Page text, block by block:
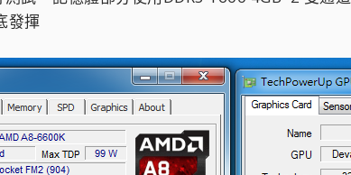
發揮